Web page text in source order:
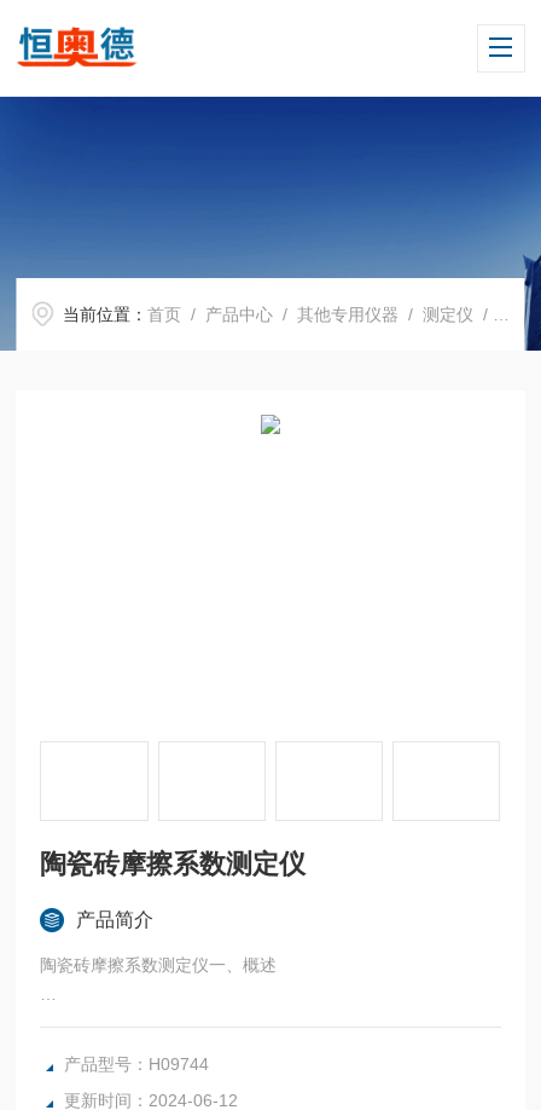
当前位置：首页 / 产品中心 /其他专用仪器 /测定仪 / H09744陶瓷砖摩擦系数测定仪
陶瓷砖摩擦系数测定仪
产品简介
陶瓷砖摩擦系数测定仪一、概述
摩擦系数测定仪（以下简称测定仪）主要是用来测量陶瓷砖、
玻璃等脆性非金属板材摩擦系数的试验设备。本机符合GB/T4
产品型号：H09744
更新时间：2024-06-12